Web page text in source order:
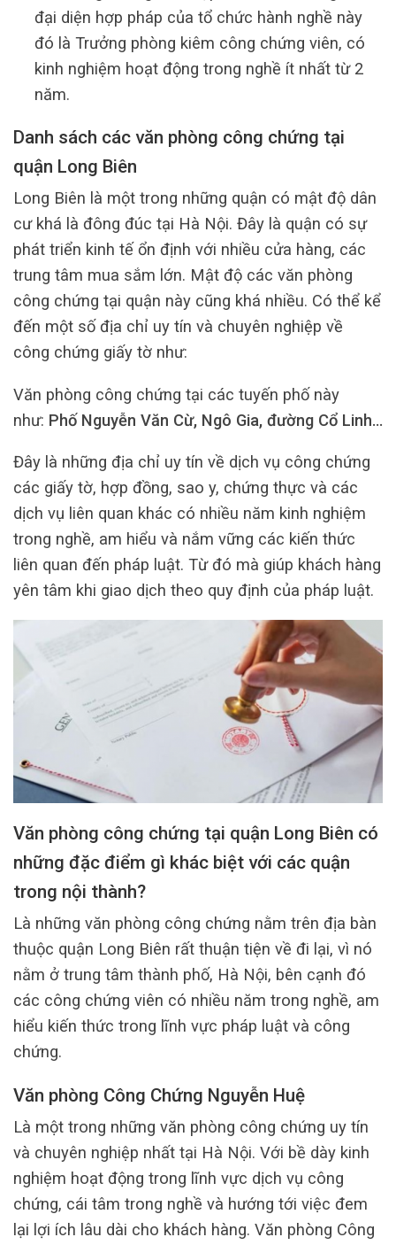
đại diện hợp pháp của tổ chức hành nghề này
đó là Trưởng phòng kiêm công chứng viên, có
kinh nghiệm hoạt động trong nghề ít nhất từ 2
năm.
Danh sách các văn phòng công chứng tại
quận Long Biên
Long Biên là một trong những quận có mật độ dân
cư khá là đông đúc tại Hà Nội. Đây là quận có sự
phát triển kinh tế ổn định với nhiều cửa hàng, các
trung tâm mua sắm lớn. Mật độ các văn phòng
công chứng tại quận này cũng khá nhiều. Có thể kể
đến một số địa chỉ uy tín và chuyên nghiệp về
công chứng giấy tờ như:
Văn phòng công chứng tại các tuyến phố này
như: Phố Nguyễn Văn Cừ, Ngô Gia, đường Cổ Linh…
Đây là những địa chỉ uy tín về dịch vụ công chứng
các giấy tờ, hợp đồng, sao y, chứng thực và các
dịch vụ liên quan khác có nhiều năm kinh nghiệm
trong nghề, am hiểu và nắm vững các kiến thức
liên quan đến pháp luật. Từ đó mà giúp khách hàng
yên tâm khi giao dịch theo quy định của pháp luật.
Văn phòng công chứng tại quận Long Biên có
những đặc điểm gì khác biệt với các quận
trong nội thành?
Là những văn phòng công chứng nằm trên địa bàn
thuộc quận Long Biên rất thuận tiện về đi lại, vì nó
nằm ở trung tâm thành phố, Hà Nội, bên cạnh đó
các công chứng viên có nhiều năm trong nghề, am
hiểu kiến thức trong lĩnh vực pháp luật và công
chứng.
Văn phòng Công Chứng Nguyễn Huệ
Là một trong những văn phòng công chứng uy tín
và chuyên nghiệp nhất tại Hà Nội. Với bề dày kinh
nghiệm hoạt động trong lĩnh vực dịch vụ công
chứng, cái tâm trong nghề và hướng tới việc đem
lại lợi ích lâu dài cho khách hàng. Văn phòng Công